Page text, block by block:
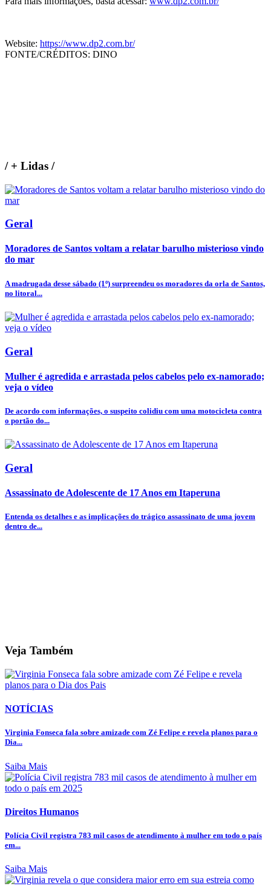
Website: https://www.dp2.com.br/
FONTE/CRÉDITOS: DINO
/+ Lidas /
Geral
Moradores de Santos voltam a relatar barulho misterioso vindo
do mar
A madrugada desse sábado (1º) surpreendeu os moradores da orla de Santos,
no litoral...
Geral
Mulher é agredida e arrastada pelos cabelos pelo ex-namorado;
veja o vídeo
De acordo com informações, o suspeito colidiu com uma motocicleta contra
o portão do...
Geral
Assassinato de Adolescente de 17 Anos em Itaperuna
Entenda os detalhes e as implicações do trágico assassinato de uma jovem
dentro de...
Veja Também
NOTÍCIAS
Virginia Fonseca fala sobre amizade com Zé Felipe e revela planos para o
Dia...
Saiba Mais
Direitos Humanos
Polícia Civil registra 783 mil casos de atendimento à mulher em todo o país
em...
Saiba Mais